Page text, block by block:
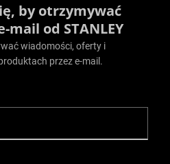
by otrzymywać
mail od STANLEY
wiadomości, oferty i
przez e-mail.